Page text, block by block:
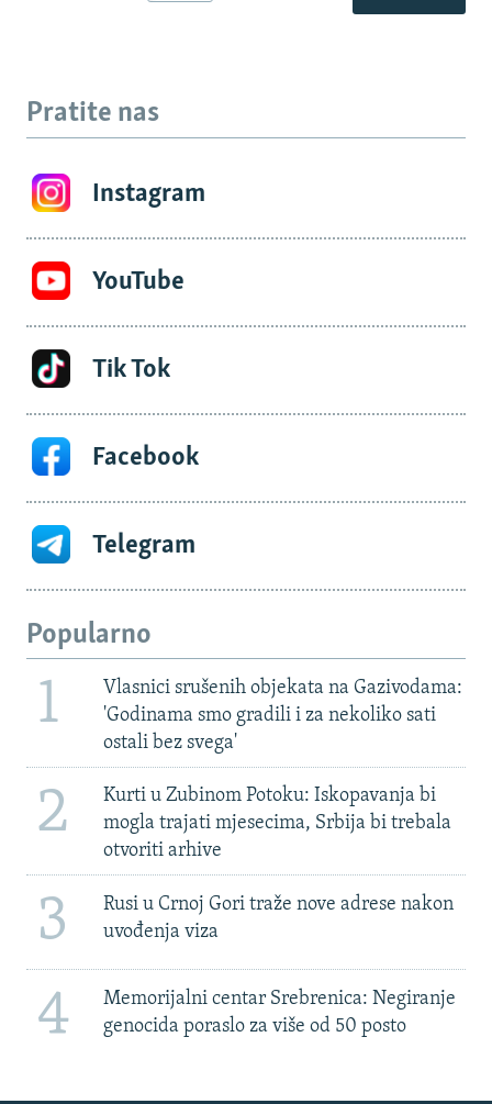
Pratite nas
Instagram
YouTube
Tik Tok
Facebook
Telegram
Popularno
1
Vlasnici srušenih objekata na Gazivodama:
'Godinama smo gradili i za nekoliko sati
ostali bez svega'
2
Kurti u Zubinom Potoku: Iskopavanja bi
mogla trajati mjesecima, Srbija bi trebala
otvoriti arhive
3
Rusi u Crnoj Gori traže nove adrese nakon
uvođenja viza
4
Memorijalni centar Srebrenica: Negiranje
genocida poraslo za više od 50 posto